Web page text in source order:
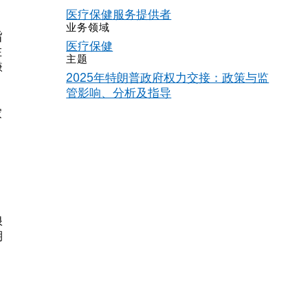
医疗保健服务提供者
业务领域
医疗保健
主题
2025年特朗普政府权力交接：政策与监
管影响、分析及指导